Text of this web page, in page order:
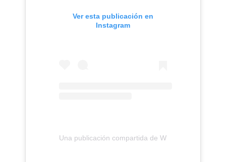
Ver esta publicación en
Instagram
Una publicación compartida de Will Young